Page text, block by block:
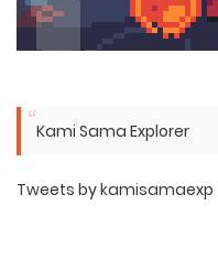
Kami Sama Explorer
Tweets by kamisamaexp